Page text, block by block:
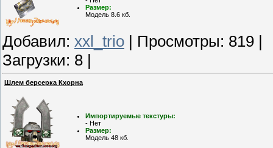
Размер:
Модель 8.6 кб.
Добавил: xxl_trio | Просмотры: 819 |
Загрузки: 8 |
Шлем берсерка Кхорна
Импортируемые текстуры:
- Нет
Размер:
Модель 48 кб.